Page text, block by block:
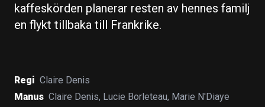
kaffeskörden planerar resten av hennes familj
en flykt tillbaka till Frankrike.
Regi Claire Denis
Manus Claire Denis, Lucie Borleteau, Marie N'Diaye